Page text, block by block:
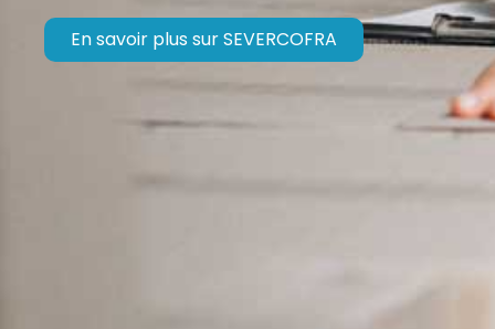
En savoir plus sur SEVERCOFRA